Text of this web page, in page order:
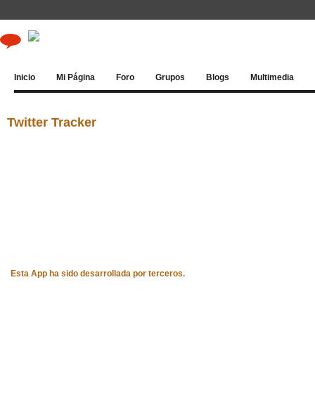
Inicio Mi Página Foro Grupos Blogs Multimedia
Twitter Tracker
Esta App ha sido desarrollada por terceros.